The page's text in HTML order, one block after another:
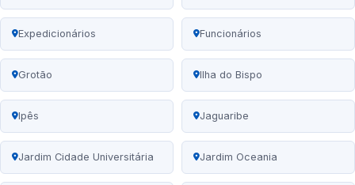
Expedicionários Funcionários
Grotão Ilha do Bispo
Ipês Jaguaribe
Jardim Cidade Universitária Jardim Oceania